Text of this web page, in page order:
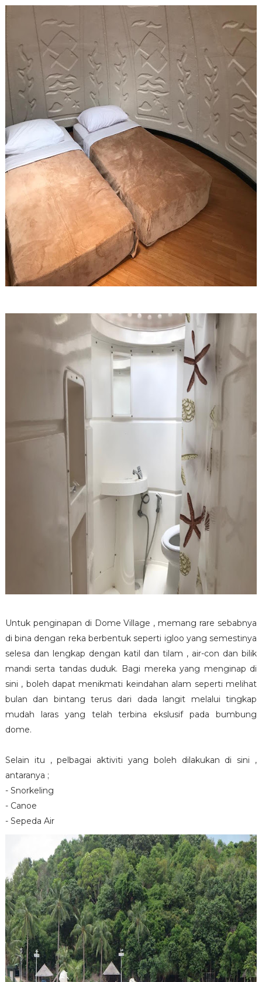
Untuk penginapan di Dome Village , memang rare sebabnya
di bina dengan reka berbentuk seperti igloo yang semestinya
selesa dan lengkap dengan katil dan tilam , air-con dan bilik
mandi serta tandas duduk. Bagi mereka yang menginap di
sini , boleh dapat menikmati keindahan alam seperti melihat
bulan dan bintang terus dari dada langit melalui tingkap
mudah laras yang telah terbina ekslusif pada bumbung
dome.
Selain itu , pelbagai aktiviti yang boleh dilakukan di sini ,
antaranya ;
- Snorkeling
- Canoe
- Sepeda Air